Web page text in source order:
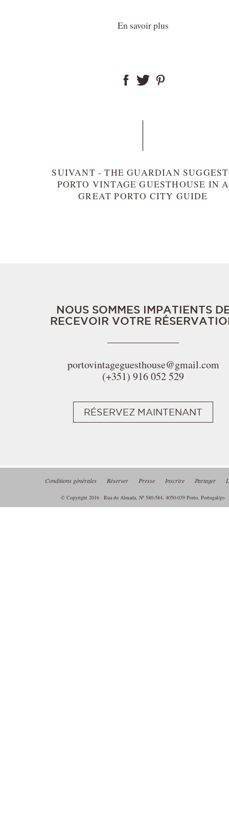
En savoir plus
SUIVANT - THE GUARDIAN
PORTO VINTAGE GUESTHOUSE IN A
GREAT PORTO CITY GUIDE
NOUS SOMMES IMPATIENTS
RECEVOIR VOTRE
portovintageguesthouse@gmail.com
(+351) 916 052 529
RÉSERVEZ MAINTENANT
Conditions générales Réserver Presse Inscrire Partager
© Copyright 2016 · Rua do Almada, Nº 580-584, 4050-039 Porto, Portugal/p>